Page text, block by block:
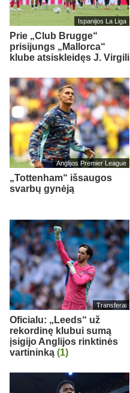
Ispanijos La Liga
Prie „Club Brugge“
prisijungs „Mallorca“
klube atsiskleidęs J. Virgili
Anglijos Premier League
„Tottenham“ išsaugos
svarbų gynėją
Transferai
Oficialu: „Leeds“ už
rekordinę klubui sumą
įsigijo Anglijos rinktinės
vartininką (1)